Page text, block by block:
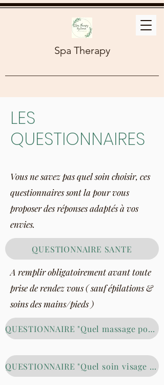
Spa Therapy
LES
QUESTIONNAIRES
Vous ne savez pas quel soin choisir, ces
questionnaires sont la pour vous
proposer des réponses adaptés à vos
envies.
QUESTIONNAIRE SANTE
A remplir obligatoirement avant toute
prise de rendez vous ( sauf épilations &
soins des mains/pieds )
QUESTIONNAIRE "Quel massage pour moi"
QUESTIONNAIRE "Quel soin visage pour moi"